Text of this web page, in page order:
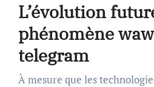
L’évolution
phénomène
telegram
À mesure que les